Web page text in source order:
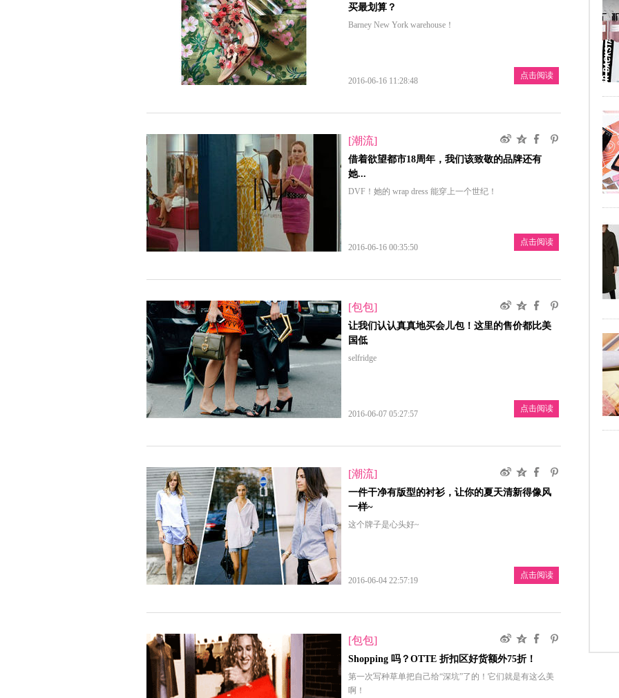
买最划算？
Barney New York warehouse！
点击阅读
2016-06-16 11:28:48
[潮流]
借着欲望都市18周年，我们该致敬的品牌还有
她...
DVF！她的 wrap dress 能穿上一个世纪！
点击阅读
2016-06-16 00:35:50
[包包]
让我们认认真真地买会儿包！这里的售价都比美
国低
selfridge
点击阅读
2016-06-07 05:27:57
[潮流]
一件干净有版型的衬衫，让你的夏天清新得像风
一样~
这个牌子是心头好~
点击阅读
2016-06-04 22:57:19
[包包]
Shopping 吗？OTTE 折扣区好货额外75折！
第一次写种草单把自己给“深坑”了的！它们就是有这么美
啊！